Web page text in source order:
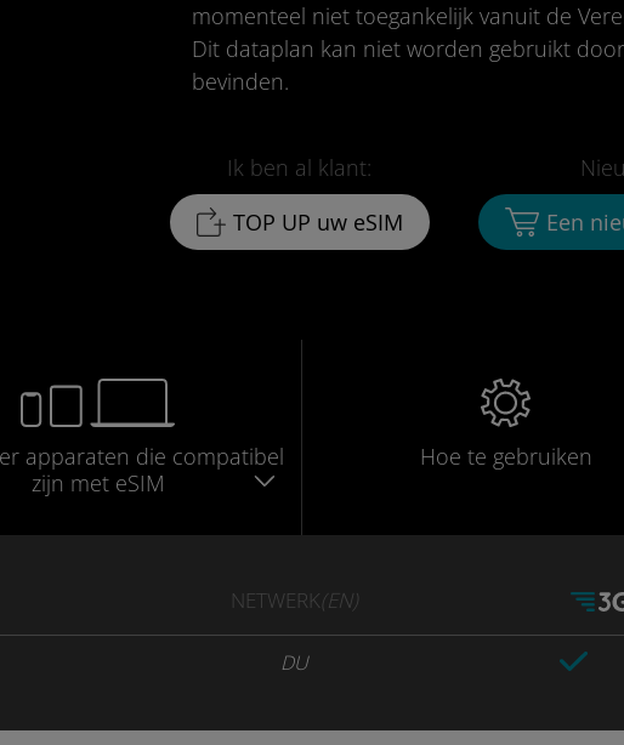
momenteel niet toegankelijk vanuit de
Dit dataplan kan niet worden gebruikt
bevinden.
Ik ben al klant:
TOP UP uw eSIM
Een
apparaten die compatibel
zijn met eSIM
Hoe te gebruiken
NETWERK(EN)
DU